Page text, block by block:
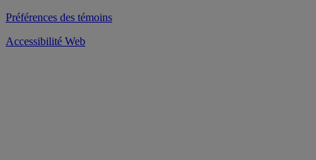
Préférences des témoins
Accessibilité Web